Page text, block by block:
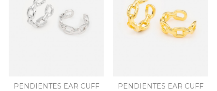
PENDIENTES EAR CUFF
PENDIENTES EAR CUFF